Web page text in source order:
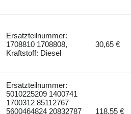
Ersatzteilnummer:
1708810 1708808,
Kraftstoff: Diesel
30,65 €
Ersatzteilnummer:
5010225209 1400741
1700312 85112767
5600464824 20832787
118,55 €